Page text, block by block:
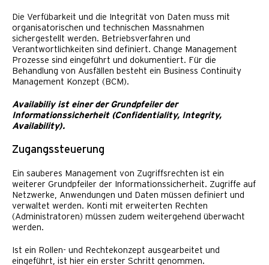
Die Verfübarkeit und die Integrität von Daten muss mit
organisatorischen und technischen Massnahmen
sichergestellt werden. Betriebsverfahren und
Verantwortlichkeiten sind definiert. Change Management
Prozesse sind eingeführt und dokumentiert. Für die
Behandlung von Ausfällen besteht ein Business Continuity
Management Konzept (BCM).
Availabiliy ist einer der Grundpfeiler der
Informationssicherheit (Confidentiality, Integrity,
Availability).
Zugangssteuerung
Ein sauberes Management von Zugriffsrechten ist ein
weiterer Grundpfeiler der Informationssicherheit. Zugriffe auf
Netzwerke, Anwendungen und Daten müssen definiert und
verwaltet werden. Konti mit erweiterten Rechten
(Administratoren) müssen zudem weitergehend überwacht
werden.
Ist ein Rollen- und Rechtekonzept ausgearbeitet und
eingeführt, ist hier ein erster Schritt genommen.